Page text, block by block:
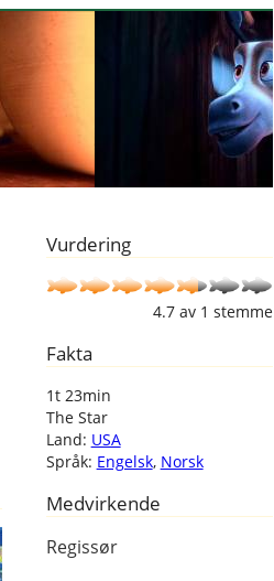
Vurdering
4.7 av 1 stemme
Fakta
1t 23min
The Star
Land: USA
Språk: Engelsk, Norsk
Medvirkende
Regissør